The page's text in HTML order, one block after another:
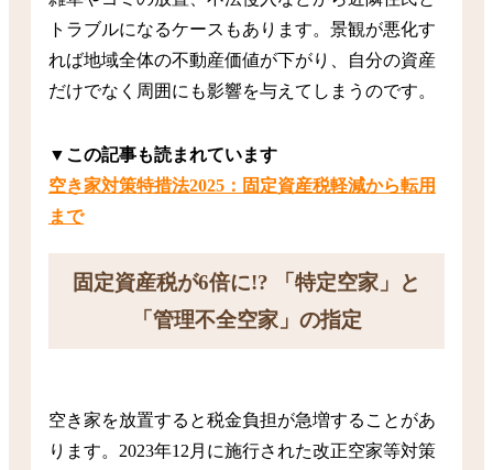
トラブルになるケースもあります。景観が悪化す
れば地域全体の不動産価値が下がり、自分の資産
だけでなく周囲にも影響を与えてしまうのです。
▼この記事も読まれています
空き家対策特措法2025：固定資産税軽減から転用
まで
固定資産税が6倍に!? 「特定空家」と
「管理不全空家」の指定
空き家を放置すると税金負担が急増することがあ
ります。2023年12月に施行された改正空家等対策